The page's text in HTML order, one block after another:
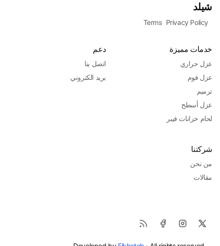
شيلد
Terms Privacy Policy
خدمات مميزة
عزل حراري
عزل فوم
ترميم
عزل أسطح
لحام خزانات فيبر
دعم
اتصل بنا
بريد الكتروني
شركتنا
من نحن
مقالات